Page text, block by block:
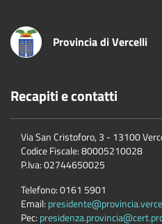
Provincia di Vercelli
Recapiti e contatti
Via San Cristoforo, 3 - 13100
Codice Fiscale:80005210028
P.Iva:02744650025
Telefono:0161 5901
Email:
Pec: